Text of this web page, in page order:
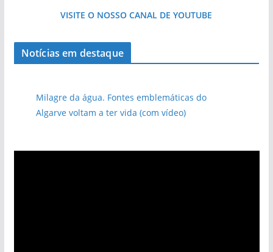
VISITE O NOSSO CANAL DE YOUTUBE
Notícias em destaque
Milagre da água. Fontes emblemáticas do
Algarve voltam a ter vida (com vídeo)